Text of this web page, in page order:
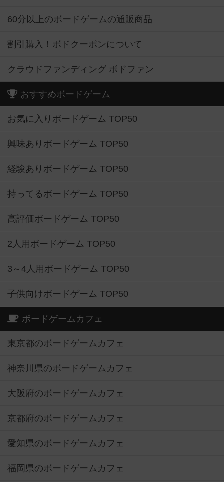
60分以上のボードゲームの通販商品
割引購入！ボドクーポンについて
クラウドファンディング ボドファン
おすすめボードゲーム
お気に入りボードゲーム TOP50
興味ありボードゲーム TOP50
経験ありボードゲーム TOP50
持ってるボードゲーム TOP50
高評価ボードゲーム TOP50
2人用ボードゲーム TOP50
3～4人用ボードゲーム TOP50
子供向けボードゲーム TOP50
ボードゲームカフェ
東京都のボードゲームカフェ
神奈川県のボードゲームカフェ
大阪府のボードゲームカフェ
京都府のボードゲームカフェ
愛知県のボードゲームカフェ
福岡県のボードゲームカフェ